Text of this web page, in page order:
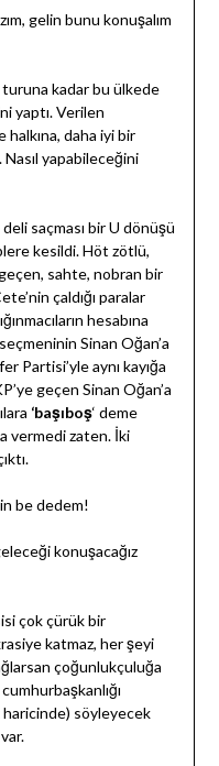
gelin bunu konuşalım
turuna kadar bu ülkede
yaptı. Verilen
daha iyi bir
yapabileceğini
saçması bir U dönüşü
kesildi. Höt zötlü,
sahte, nobran bir
çaldığı paralar
hesabına
Sinan Oğan’a
Partisi’yle aynı kayığa
geçen Sinan Oğan’a
‘başıboş‘ deme
vermedi zaten. İki
be dedem!
konuşacağız
çok çürük bir
katmaz, her şeyi
çoğunlukçuluğa
haricinde) söyleyecek